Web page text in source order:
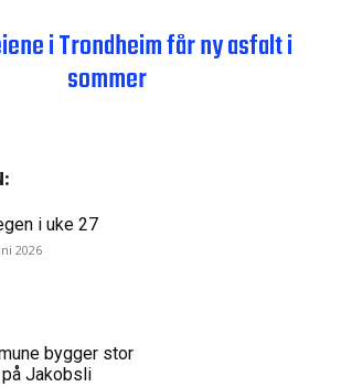
i Trondheim får ny asfalt i
sommer
i uke 27
2026
bygger stor
Jakobsli